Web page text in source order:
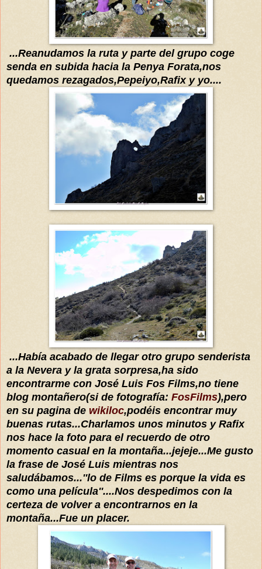
...Reanudamos la ruta y parte del grupo coge
senda en subida hacia la Penya Forata,nos
quedamos rezagados,Pepeiyo,Rafix y yo....
...Había acabado de llegar otro grupo senderista
a la Nevera y la grata sorpresa,ha sido
encontrarme con José Luis Fos Films,no tiene
blog montañero(si de fotografía: FosFilms),pero
en su pagina de wikiloc,podéis encontrarmuy
buenas rutas...Charlamos unos minutos yRafix
nos hace la foto para el recuerdo de otro
momento casual en la montaña...jejeje...Me gusto
la frase de José Luis mientras nos
saludábamos...''lo de Films es porque la vida es
como una película''....Nos despedimos con la
certeza de volver a encontrarnos en la
montaña...Fue un placer.